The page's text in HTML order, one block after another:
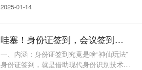
等。身份证签到设备利用先
要保障。如今，身份证签到以其独特的优
是借助先进的身份识别技术与会议管理系统
相结合的一种高效签到方式。我们都清楚，
身份证作为公民身份的法定证明，内置了丰
2025-01-14
哇塞！身份证签到，会议签到的“神仙操作”
一、内涵：身份证签到究竟是啥“神仙玩法”
身份证签到，就是借助现代身份识别技术，